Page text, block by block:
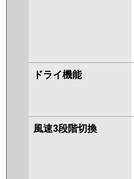
ドライ機能
風速3段階切換